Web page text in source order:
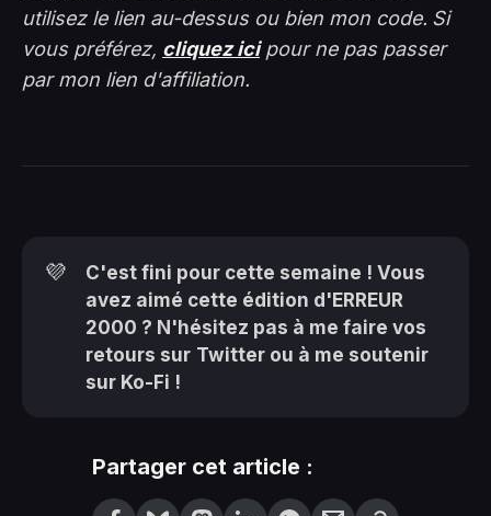
utilisez le lien au-dessus ou bien mon code. Si
vous préférez, cliquez icipour ne pas passer
par mon lien d'affiliation.
💜
C'est fini pour cette semaine ! Vous
avez aimé cette édition d'ERREUR
2000 ? N'hésitez pas à me faire vos
retours sur Twitterou à me soutenir
sur Ko-Fi !
Partager cet article :